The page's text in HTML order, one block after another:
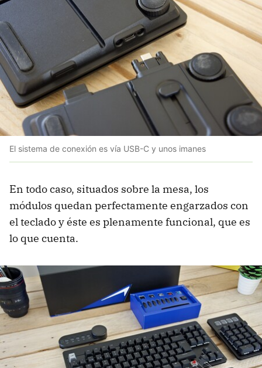
El sistema de conexión es vía USB-C y unos imanes
En todo caso, situados sobre la mesa, los
módulos quedan perfectamente engarzados con
el teclado y éste es plenamente funcional, que es
lo que cuenta.